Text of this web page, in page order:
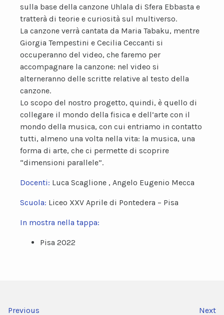
sulla base della canzone Uhlala di Sfera Ebbasta e
tratterà di teorie e curiosità sul multiverso.
La canzone verrà cantata da Maria Tabaku, mentre
Giorgia Tempestini e Cecilia Ceccanti si
occuperanno del video, che faremo per
accompagnare la canzone: nel video si
alterneranno delle scritte relative al testo della
canzone.
Lo scopo del nostro progetto, quindi, è quello di
collegare il mondo della fisica e dell’arte con il
mondo della musica, con cui entriamo in contatto
tutti, almeno una volta nella vita: la musica, una
forma di arte, che ci permette di scoprire
“dimensioni parallele”.
Docenti: Luca Scaglione , Angelo Eugenio Mecca
Scuola: Liceo XXV Aprile di Pontedera – Pisa
In mostra nella tappa:
Pisa 2022
Previous Next